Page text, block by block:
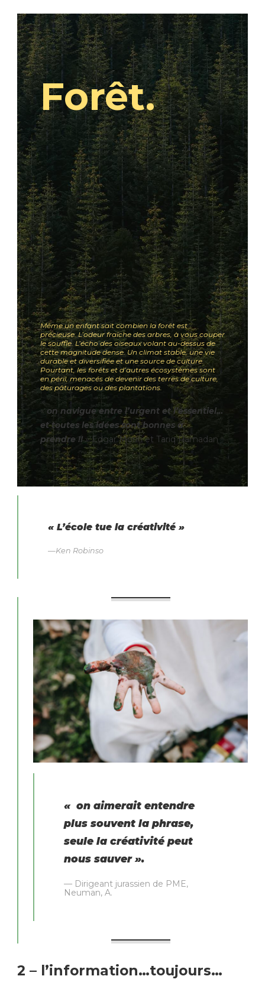
Forêt.
Même un enfant sait combien la forêt est
précieuse. L’odeur fraîche des arbres, à vous couper
le souffle. L’écho des oiseaux volant au-dessus de
cette magnitude dense. Un climat stable, une vie
durable et diversifiée et une source de culture.
Pourtant, les forêts et d’autres écosystèmes sont
en péril, menacés de devenir des terres de culture,
des pâturages ou des plantations.
«on navigue entre l’urgent et l’essentiel…
et toutes les idées sont bonnes à
prendre !!» Edgar Morin et Tariq Ramadan
« L’école tue la créativité »
—Ken Robinso
« on aimerait entendre
plus souvent la phrase,
seule la créativité peut
nous sauver».
— Dirigeant jurassien de PME,
Neuman, A.
2 – l’information…toujours…